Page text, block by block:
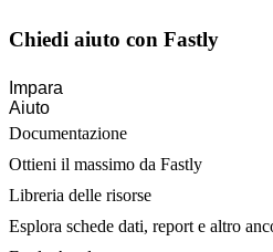
Chiedi aiuto con Fastly
Impara
Aiuto
Documentazione
Ottieni il massimo da Fastly
Libreria delle risorse
Esplora schede dati, report e altro